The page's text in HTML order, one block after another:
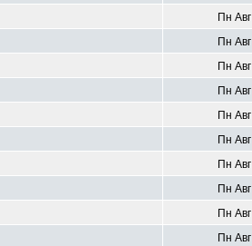
Пн
Пн
Пн
Пн
Пн
Пн
Пн
Пн
Пн
Пн